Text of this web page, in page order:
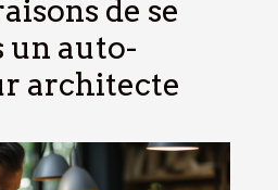
de se
un auto-
architecte